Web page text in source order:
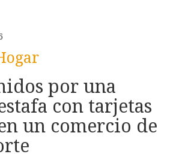
por una
con tarjetas
un comercio de